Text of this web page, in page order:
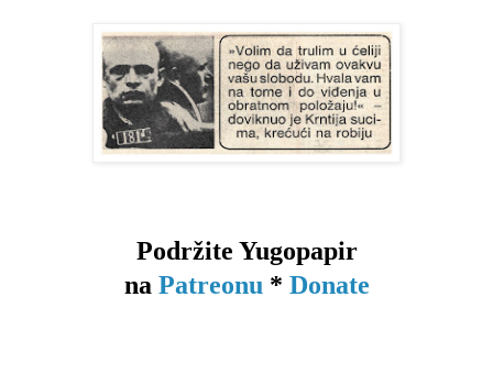
Podržite Yugopapir
na Patreonu * Donate